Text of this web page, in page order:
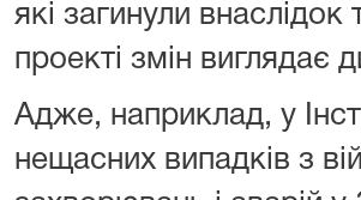
які загинули
проекті змін виглядає
Адже, наприклад, у
нещасних випадків з